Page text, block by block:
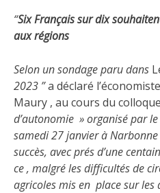
“Six Français sur dix
aux régions
Selon un sondage paru dans
2023 ”a déclaré
Maury , au cours du colloque
d’autonomie » organisé par
samedi 27 janvier à Narbonne
succès, avec prés d’une
ce , malgré les difficultés de
agricoles mis en place sur les